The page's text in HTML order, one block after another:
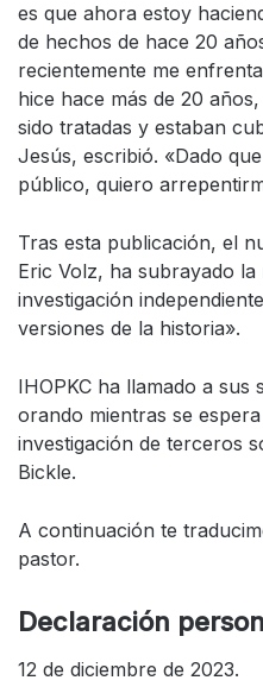
es que ahora estoy
de hechos de hace 20
recientemente me
hice hace más de 20
sido tratadas y estaban
Jesús, escribió. «Dado
público, quiero
Tras esta publicación, el
Eric Volz, ha subrayado la
investigación
versiones de la historia».
IHOPKC ha llamado a sus
orando mientras se
investigación de terceros
Bickle.
A continuación te
pastor.
Declaración
12 de diciembre de 2023.